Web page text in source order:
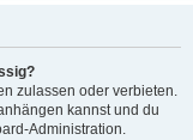
zulassen oder verbieten.
kannst und du
Administration.